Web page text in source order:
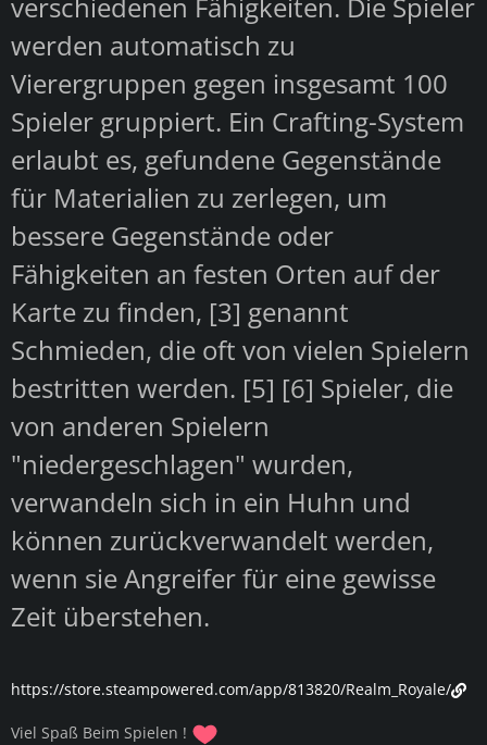
werden automatisch zu
Vierergruppen gegen insgesamt 100
Spieler gruppiert. Ein Crafting-System
erlaubt es, gefundene Gegenstände
für Materialien zu zerlegen, um
bessere Gegenstände oder
Fähigkeiten an festen Orten auf der
Karte zu finden, [3] genannt
Schmieden, die oft von vielen Spielern
bestritten werden. [5] [6] Spieler, die
von anderen Spielern
"niedergeschlagen" wurden,
verwandeln sich in ein Huhn und
können zurückverwandelt werden,
wenn sie Angreifer für eine gewisse
Zeit überstehen.
https://store.steampowered.com/app/813820/Realm_Royale/
Viel Spaß Beim Spielen !